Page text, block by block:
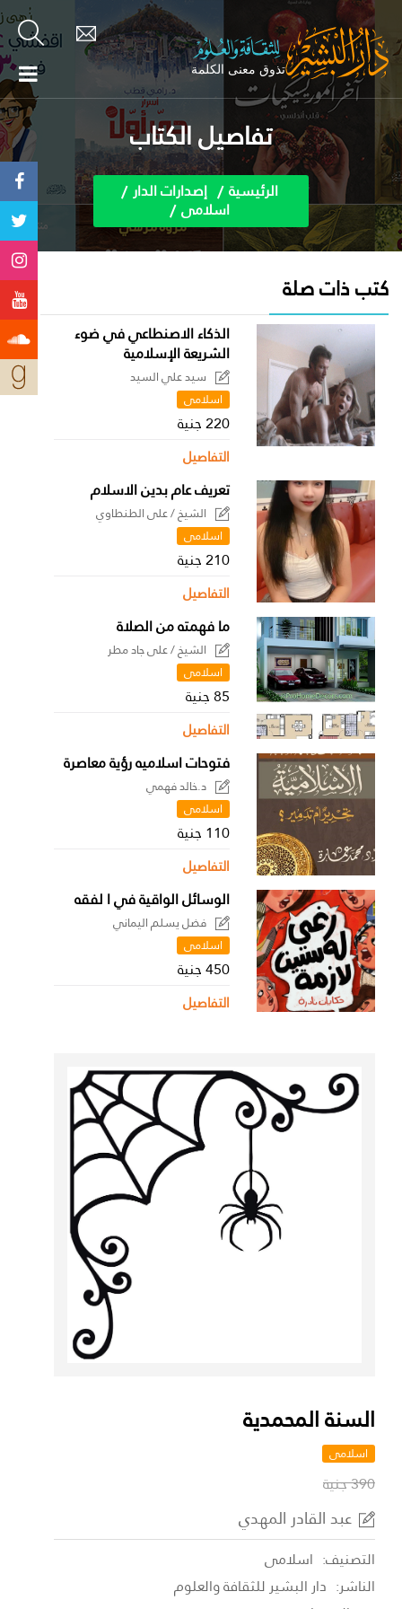
تفاصيل الكتاب
الرئيسية إصدارات الدار
اسلامى
كتب ذات صلة
الذكاء الاصنطاعي في ضوء
الشريعة الإسلامية
سيد علي السيد
اسلامى
220 جنية
التفاصيل
تعريف عام بدين الاسلام
الشيخ / على الطنطاوي
اسلامى
210 جنية
التفاصيل
ما فهمته من الصلاة
الشيخ / على جاد مطر
اسلامى
85 جنية
التفاصيل
فتوحات اسلاميه رؤية معاصرة
د.خالد فهمي
اسلامى
110 جنية
التفاصيل
الوسائل الواقية في ا لفقه
فضل يسلم اليماني
اسلامى
450 جنية
التفاصيل
السنة المحمدية
اسلامى
390 جنية
عبد القادر المهدي
التصنيف: اسلامى
الناشر: دار البشير للثقافة والعلوم